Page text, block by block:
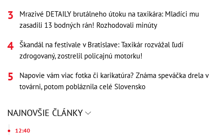
Mrazivé DETAILY brutálneho útoku na taxikára: Mladíci mu
zasadili 13 bodných rán! Rozhodovali minúty
Škandál na festivale v Bratislave: Taxikár rozvážal ľudí
zdrogovaný, zostrelil policajnú motorku!
Napovie vám viac fotka či karikatúra? Známa speváčka drela v
továrni, potom pobláznila celé Slovensko
NAJNOVŠIE ČLÁNKY
12:40